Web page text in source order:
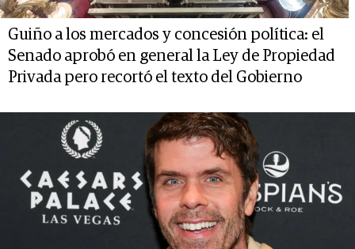
Guiño a los mercados y concesión política: el
Senado aprobó en general la Ley de Propiedad
Privada pero recortó el texto del Gobierno